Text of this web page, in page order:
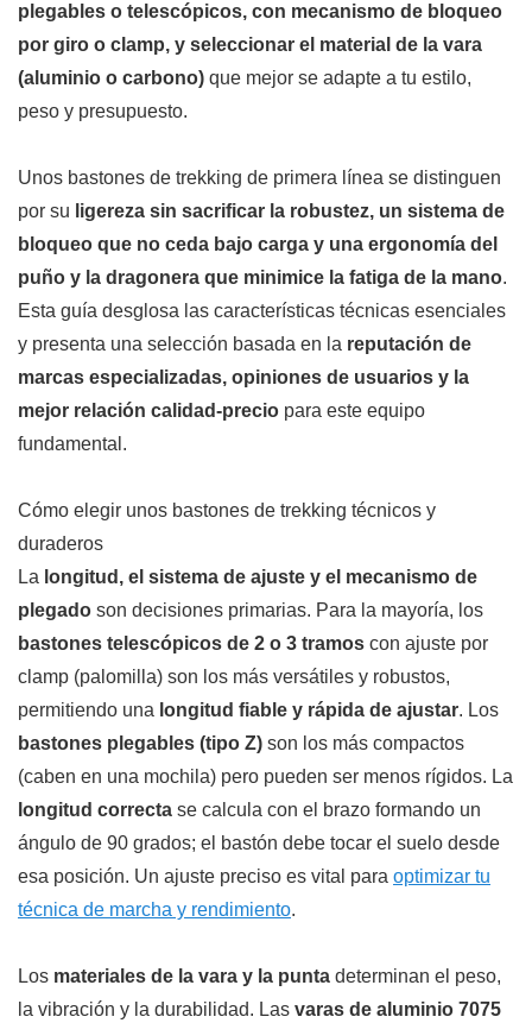
plegables o telescópicos, con mecanismo de bloqueo
por giro o clamp, y seleccionar el material de la vara
(aluminio o carbono) que mejor se adapte a tu estilo,
peso y presupuesto.
Unos bastones de trekking de primera línea se distinguen
por su ligereza sin sacrificar la robustez, un sistema de
bloqueo que no ceda bajo carga y una ergonomía del
puño y la dragonera que minimice la fatiga de la mano.
Esta guía desglosa las características técnicas esenciales
y presenta una selección basada en la reputación de
marcas especializadas, opiniones de usuarios y la
mejor relación calidad-precio para este equipo
fundamental.
Cómo elegir unos bastones de trekking técnicos y
duraderos
La longitud, el sistema de ajuste y el mecanismo de
plegado son decisiones primarias. Para la mayoría, los
bastones telescópicos de 2 o 3 tramos con ajuste por
clamp (palomilla) son los más versátiles y robustos,
permitiendo una longitud fiable y rápida de ajustar. Los
bastones plegables (tipo Z) son los más compactos
(caben en una mochila) pero pueden ser menos rígidos. La
longitud correcta se calcula con el brazo formando un
ángulo de 90 grados; el bastón debe tocar el suelo desde
esa posición. Un ajuste preciso es vital para optimizar tu
técnica de marcha y rendimiento.
Los materiales de la vara y la punta determinan el peso,
la vibración y la durabilidad. Las varas de aluminio 7075